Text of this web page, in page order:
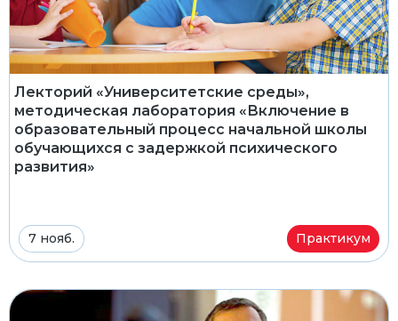
Лекторий «Университетские среды»,
методическая лаборатория «Включение в
образовательный процесс начальной школы
обучающихся с задержкой психического
развития»
7 нояб. Практикум